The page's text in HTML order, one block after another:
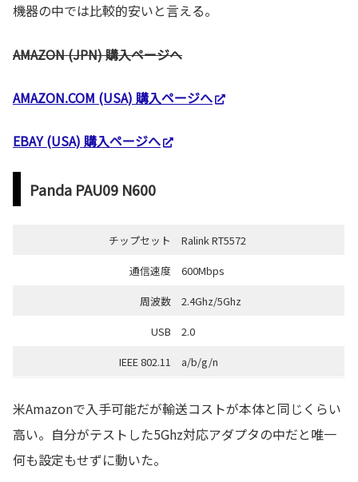
機器の中では比較的安いと言える。
AMAZON (JPN) 購入ページへ
AMAZON.COM (USA) 購入ページへ
EBAY (USA) 購入ページへ
Panda PAU09 N600
チップセット
Ralink RT5572
通信速度
600Mbps
周波数
2.4Ghz/5Ghz
USB
2.0
IEEE 802.11
a/b/g/n
米Amazonで入手可能だが輸送コストが本体と同じくらい
高い。自分がテストした5Ghz対応アダプタの中だと唯一
何も設定もせずに動いた。